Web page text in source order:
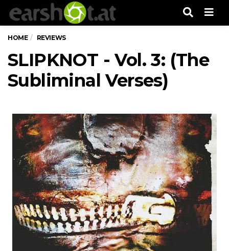
HOME REVIEWS
SLIPKNOT - Vol. 3: (The
Subliminal Verses)